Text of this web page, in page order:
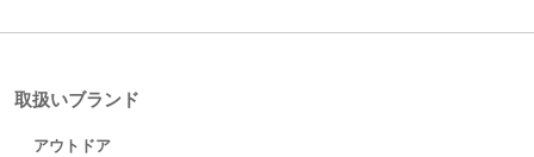
取扱いブランド
アウトドア